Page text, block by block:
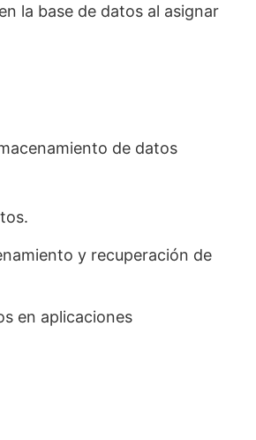
la base de datos al asignar
de datos
y recuperación de
en aplicaciones